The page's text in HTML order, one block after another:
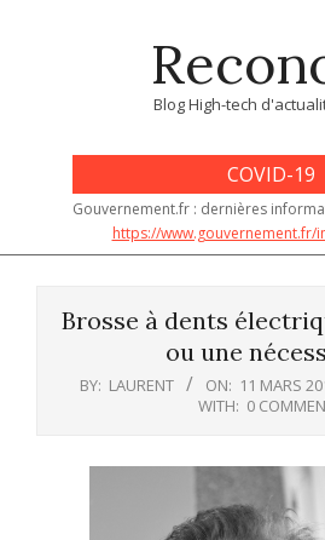
Blog High-tech
COVID-19
Gouvernement.fr : dernières
https://www.gouvernement.fr/
Brosse à dents
ou une
BY: LAURENT ON: 11 MARS
WITH: 0